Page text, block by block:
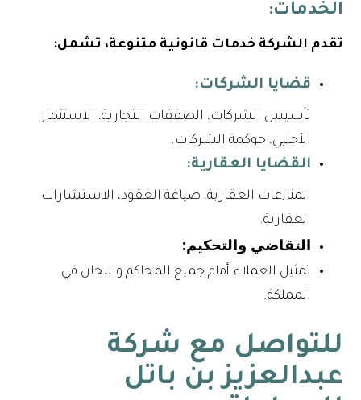
الخدمات:
تقدم الشركة خدمات قانونية متنوعة، تشمل:
قضايا الشركات:
تأسيس الشركات، الصفقات التجارية، الاستثمار
الأجنبي، حوكمة الشركات.
القضايا العقارية:
المنازعات العقارية، صياغة العقود، الاستشارات
العقارية.
التقاضي والتحكيم:
تمثيل العملاء أمام جميع المحاكم واللجان في
المملكة.
للتواصل مع شركة
عبدالعزيز بن باتل